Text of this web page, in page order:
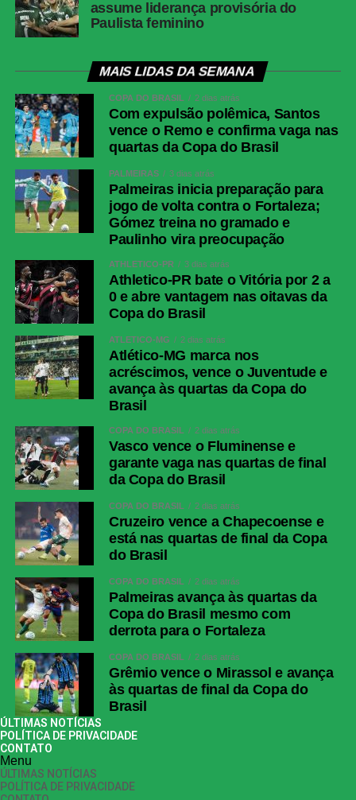
assume liderança provisória do
Paulista feminino
MAIS LIDAS DA SEMANA
COPA DO BRASIL 2 dias atrás
Com expulsão polêmica, Santos
vence o Remo e confirma vaga nas
quartas da Copa do Brasil
PALMEIRAS 3 dias atrás
Palmeiras inicia preparação para
jogo de volta contra o Fortaleza;
Gómez treina no gramado e
Paulinho vira preocupação
ATHLETICO-PR 3 dias atrás
Athletico-PR bate o Vitória por 2 a
0 e abre vantagem nas oitavas da
Copa do Brasil
ATLÉTICO-MG 2 dias atrás
Atlético-MG marca nos
acréscimos, vence o Juventude e
avança às quartas da Copa do
Brasil
COPA DO BRASIL 2 dias atrás
Vasco vence o Fluminense e
garante vaga nas quartas de final
da Copa do Brasil
COPA DO BRASIL 2 dias atrás
Cruzeiro vence a Chapecoense e
está nas quartas de final da Copa
do Brasil
COPA DO BRASIL 2 dias atrás
Palmeiras avança às quartas da
Copa do Brasil mesmo com
derrota para o Fortaleza
COPA DO BRASIL 2 dias atrás
Grêmio vence o Mirassol e avança
às quartas de final da Copa do
Brasil
ÚLTIMAS NOTÍCIAS
POLÍTICA DE PRIVACIDADE
CONTATO
Menu
ÚLTIMAS NOTÍCIAS
POLÍTICA DE PRIVACIDADE